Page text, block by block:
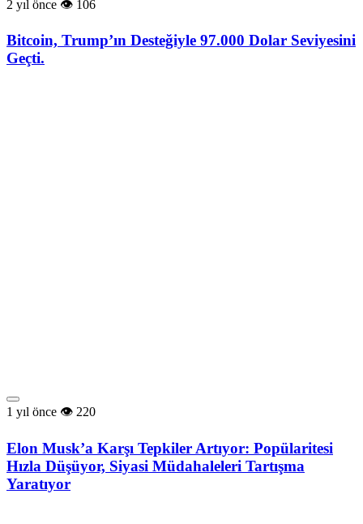
2 yıl önce 106
Bitcoin, Trump’ın Desteğiyle 97.000 Dolar Seviyesini
Geçti.
1 yıl önce 220
Elon Musk’a Karşı Tepkiler Artıyor: Popülaritesi
Hızla Düşüyor, Siyasi Müdahaleleri Tartışma
Yaratıyor